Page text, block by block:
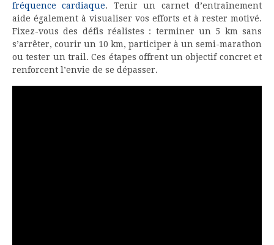
fréquence cardiaque. Tenir un carnet d’entraînement
aide également à visualiser vos efforts et à rester motivé.
Fixez-vous des défis réalistes : terminer un 5 km sans
s’arrêter, courir un 10 km, participer à un semi-marathon
ou tester un trail. Ces étapes offrent un objectif concret et
renforcent l’envie de se dépasser.